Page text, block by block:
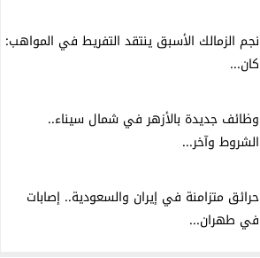
نجم الزمالك الأسبق ينتقد التفريط في المواهب:
كان...
وظائف جديدة بالأزهر في شمال سيناء..
الشروط وآخر...
حرائق متزامنة في إيران والسعودية.. إصابات
في طهران...